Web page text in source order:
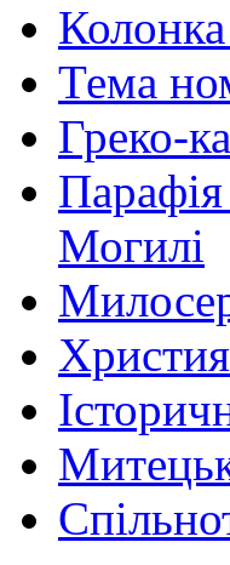
Тема
Греко-
Могилі